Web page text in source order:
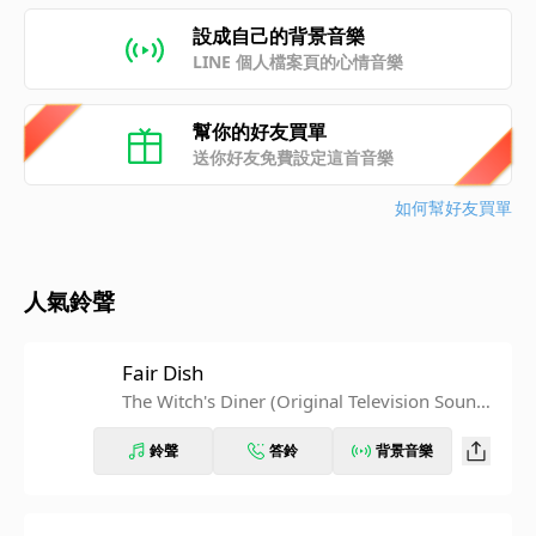
設成自己的背景音樂
LINE 個人檔案頁的心情音樂
幫你的好友買單
送你好友免費設定這首音樂
如何幫好友買單
人氣鈴聲
Fair Dish
The Witch's Diner (Original Television Soundtr
鈴聲 答鈴 背景音樂